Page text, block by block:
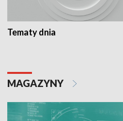
Tematy dnia
MAGAZYNY